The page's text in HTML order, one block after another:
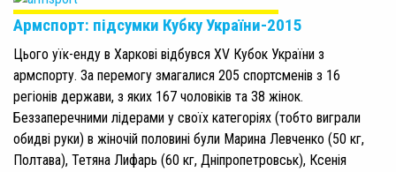
Армспорт: підсумки Кубку України-2015
Цього уїк-енду в Харкові відбувся XV Кубок України з
армспорту. За перемогу змагалися 205 спортсменів з 16
регіонів держави, з яких 167 чоловіків та 38 жінок.
Беззаперечними лідерами у своїх категоріях (тобто виграли
обидві руки) в жіночій половині були Марина Левченко (50 кг,
Полтава), Тетяна Лифарь (60 кг, Дніпропетровськ), Ксенія